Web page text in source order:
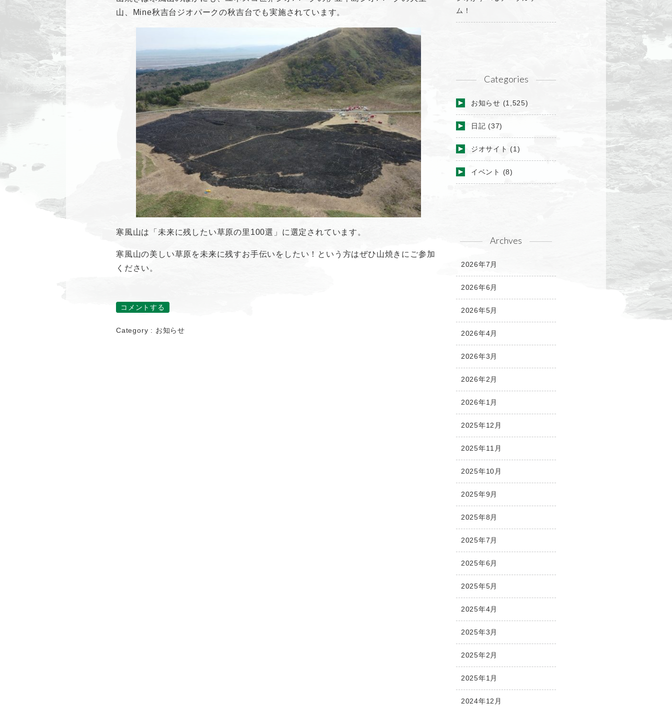
山、Mine秋吉台ジオパークの秋吉台でも実施されています。
寒風山は「未来に残したい草原の里100選」に選定されています。
寒風山の美しい草原を未来に残すお手伝いをしたい！という方はぜひ山焼きにご参加
ください。
コメントする
Category : お知らせ
ム！
Categories
お知らせ (1,525)
日記 (37)
ジオサイト (1)
イベント (8)
Archves
2026年7月
2026年6月
2026年5月
2026年4月
2026年3月
2026年2月
2026年1月
2025年12月
2025年11月
2025年10月
2025年9月
2025年8月
2025年7月
2025年6月
2025年5月
2025年4月
2025年3月
2025年2月
2025年1月
2024年12月